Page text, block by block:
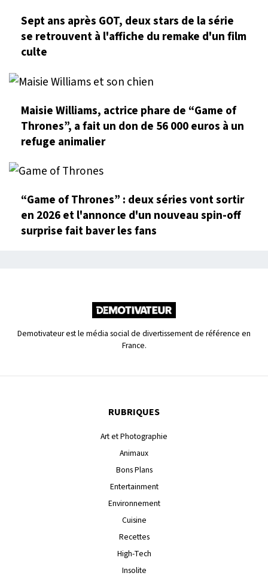
Sept ans après GOT, deux stars de la série
se retrouvent à l'affiche du remake d'un film
culte
Maisie Williams, actrice phare de “Game of
Thrones”, a fait un don de 56 000 euros à un
refuge animalier
“Game of Thrones” : deux séries vont sortir
en 2026 et l'annonce d'un nouveau spin-off
surprise fait baver les fans
Demotivateur est le média social de divertissement de référence en
France.
RUBRIQUES
Art et Photographie
Animaux
Bons Plans
Entertainment
Environnement
Cuisine
Recettes
High-Tech
Insolite